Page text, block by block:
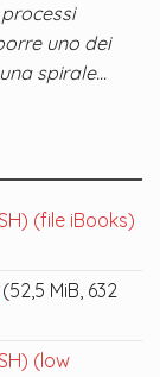
uno dei
spirale…
(file iBooks)
(52,5 MiB, 632
(low